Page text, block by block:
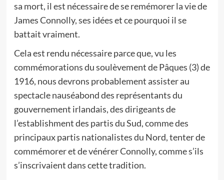
sa mort, il est nécessaire de se remémorer la vie de
James Connolly, ses idées et ce pourquoi il se
battait vraiment.
Cela est rendu nécessaire parce que, vu les
commémorations du soulèvement de Pâques (3) de
1916, nous devrons probablement assister au
spectacle nauséabond des représentants du
gouvernement irlandais, des dirigeants de
l’establishment des partis du Sud, comme des
principaux partis nationalistes du Nord, tenter de
commémorer et de vénérer Connolly, comme s’ils
s’inscrivaient dans cette tradition.